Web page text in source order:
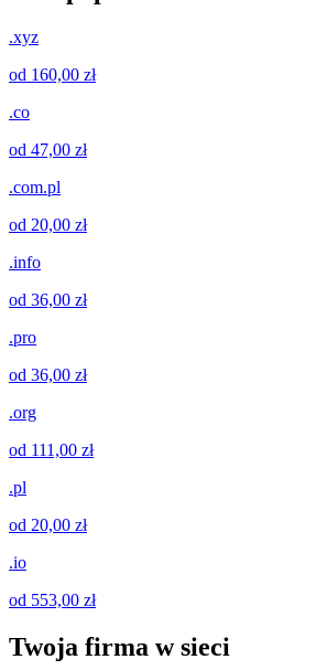
.xyz
od 160,00 zł
.co
od 47,00 zł
.com.pl
od 20,00 zł
.info
od 36,00 zł
.pro
od 36,00 zł
.org
od 111,00 zł
.pl
od 20,00 zł
.io
od 553,00 zł
Twoja firma w sieci